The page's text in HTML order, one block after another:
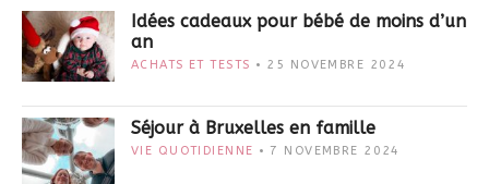
Idées cadeaux pour bébé de moins d’un
an
ACHATS ET TESTS 25 NOVEMBRE 2024
Séjour à Bruxelles en famille
VIE QUOTIDIENNE 7 NOVEMBRE 2024